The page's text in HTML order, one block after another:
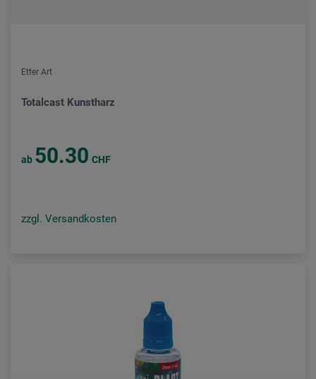
Etter Art
Totalcast Kunstharz
ab 50.30 CHF
zzgl. Versandkosten